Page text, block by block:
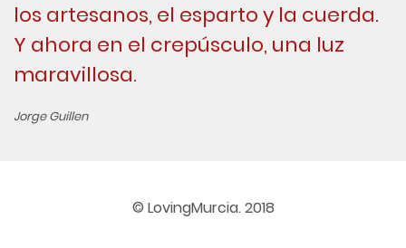
los artesanos, el esparto y la cuerda.
Y ahora en el crepúsculo, una luz
maravillosa.
Jorge Guillen
© LovingMurcia. 2018